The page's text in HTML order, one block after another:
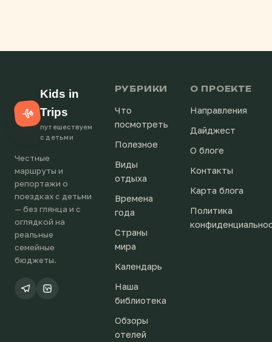
Kids in
Trips
путешествуем
с детьми
Честные
маршруты и
репортажи о
поездках с детьми
— без глянца и с
оглядкой на
реальные
семейные
бюджеты.
РУБРИКИ
Что
посмотреть
Полезное
Виды
отдыха
Времена
года
Страны
мира
Календарь
Наша
библиотека
Обзоры
отелей
О ПРОЕКТЕ
Направления
Дайджест
О блоге
Контакты
Карта блога
Политика